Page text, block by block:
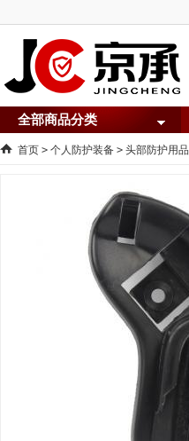
全部商品分类
首页 > 个人防护装备 > 头部防护用品